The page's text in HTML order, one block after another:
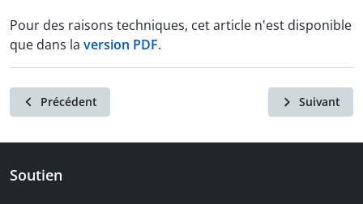
Pour des raisons techniques, cet article n'est disponible
que dans la version PDF.
Précédent Suivant
Soutien